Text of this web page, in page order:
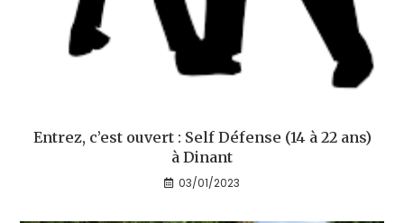
Entrez, c’est ouvert : Self Défense (14 à 22 ans)
à Dinant
03/01/2023